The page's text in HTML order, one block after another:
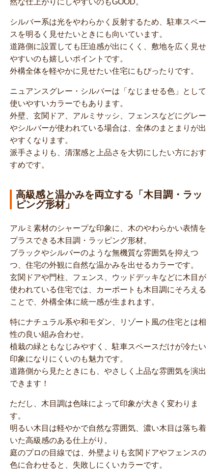
然な仕上がりにしやすいのもGOOD。
シルバー系は光をやわらかく反射するため、駐車スペー
スを明るく見せたいときにも向いています。
道路側に設置しても圧迫感が出にくく、敷地を広く見せ
やすいのも嬉しいポイントです。
外構全体を軽やかに見せたい住宅にもぴったりです。
ニュアンスグレー・シルバーは「なじませる色」として
使いやすいカラーでもあります。
外壁、玄関ドア、アルミサッシ、フェンスなどにグレー
やシルバーが使われている場合は、全体のまとまりが出
やすくなります。
派手さよりも、清潔感と上品さを大切にしたい方におす
すめです。
高級感と温かみを両立する「木目調・ラッ
ピング形材」
アルミ素材のシャープな印象に、木のやわらかい表情を
プラスできる木目調・ラッピング形材。
ブラックやシルバーのような無機質な雰囲気を抑えつ
つ、住宅の外観に自然な温かみを出せるカラーです。
玄関ドアや門柱、フェンス、ウッドデッキなどに木目が
使われている住宅では、カーポートも木目調にそろえる
ことで、外構全体に統一感が生まれます。
特にナチュラル系や和モダン、リゾート風の住宅とは相
性の良い組み合わせ。
植栽の緑ともなじみやすく、駐車スペースだけが冷たい
印象になりにくいのも魅力です。
道路側から見たときにも、やさしく上品な雰囲気を演出
できます！
ただし、木目調は色味によって印象が大きく変わりま
す。
明るい木目は軽やかで自然な雰囲気、濃い木目は落ち着
いた高級感のある仕上がり。
庭のプロの目線では、外壁よりも玄関ドアやフェンスの
色に合わせると、失敗しにくいカラーです。